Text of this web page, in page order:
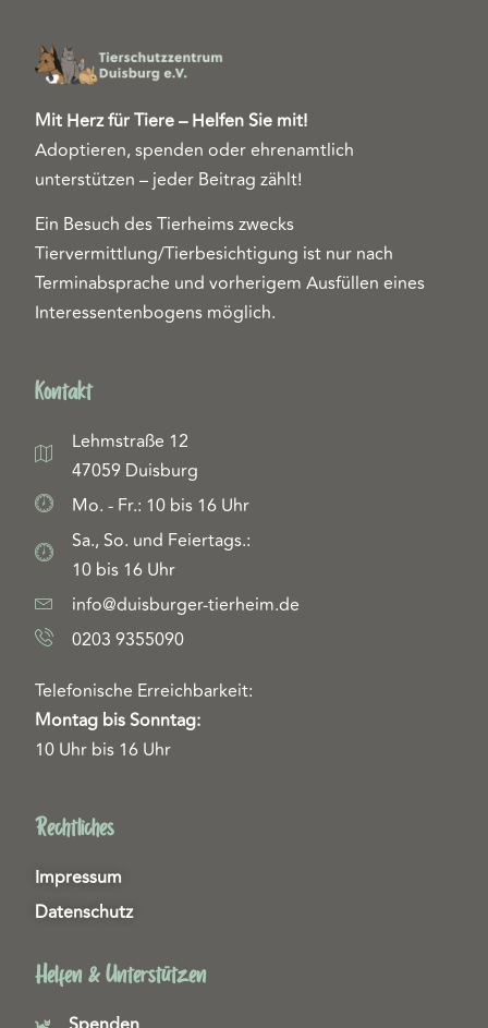
Mit Herz für Tiere – Helfen Sie mit!
Adoptieren, spenden oder ehrenamtlich
unterstützen – jeder Beitrag zählt!
Ein Besuch des Tierheims zwecks
Tiervermittlung/Tierbesichtigung ist nur nach
Terminabsprache und vorherigem Ausfüllen eines
Interessentenbogens möglich.
Kontakt
Lehmstraße 12
47059 Duisburg
Mo. - Fr.: 10 bis 16 Uhr
Sa., So. und Feiertags.:
10 bis 16 Uhr
info@duisburger-tierheim.de
0203 9355090
Telefonische Erreichbarkeit:
Montag bis Sonntag:
10 Uhr bis 16 Uhr
Rechtliches
Impressum
Datenschutz
Helfen & Unterstützen